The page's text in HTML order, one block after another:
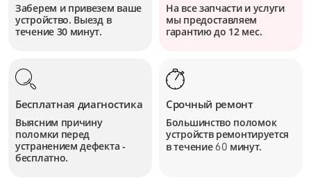
Заберем и привезем ваше
устройство. Выезд в
течение 30 минут.
На все запчасти и услуги
мы предоставляем
гарантию до 12 мес.
Бесплатная диагностика
Выясним причину
поломки перед
устранением дефекта -
бесплатно.
Срочный ремонт
Большинство поломок
устройств ремонтируется
в течение60 минут.